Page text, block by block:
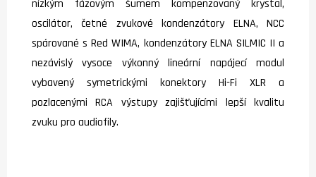
nízkým fázovým šumem kompenzovaný krystal,
oscilátor, četné zvukové kondenzátory ELNA, NCC
spárované s Red WIMA, kondenzátory ELNA SILMIC II a
nezávislý vysoce výkonný lineární napájecí modul
vybavený symetrickými konektory Hi-Fi XLR a
pozlacenými RCA výstupy zajišťujícími lepší kvalitu
zvuku pro audiofily.